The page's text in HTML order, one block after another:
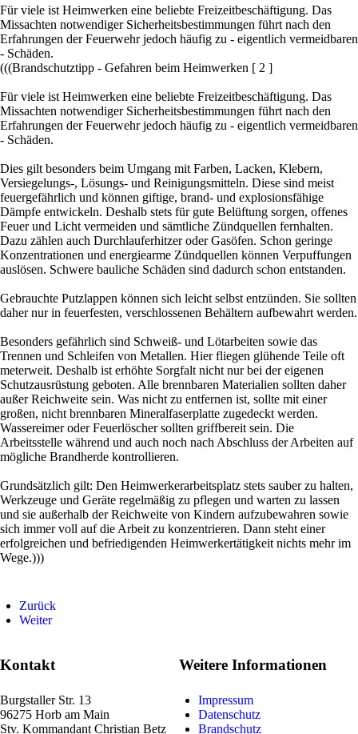
Für viele ist Heimwerken eine beliebte Freizeitbeschäftigung. Das
Missachten notwendiger Sicherheitsbestimmungen führt nach den
Erfahrungen der Feuerwehr jedoch häufig zu - eigentlich vermeidbaren
- Schäden.
(((Brandschutztipp - Gefahren beim Heimwerken [ 2 ]
Für viele ist Heimwerken eine beliebte Freizeitbeschäftigung. Das
Missachten notwendiger Sicherheitsbestimmungen führt nach den
Erfahrungen der Feuerwehr jedoch häufig zu - eigentlich vermeidbaren
- Schäden.
Dies gilt besonders beim Umgang mit Farben, Lacken, Klebern,
Versiegelungs-, Lösungs- und Reinigungsmitteln. Diese sind meist
feuergefährlich und können giftige, brand- und explosionsfähige
Dämpfe entwickeln. Deshalb stets für gute Belüftung sorgen, offenes
Feuer und Licht vermeiden und sämtliche Zündquellen fernhalten.
Dazu zählen auch Durchlauferhitzer oder Gasöfen. Schon geringe
Konzentrationen und energiearme Zündquellen können Verpuffungen
auslösen. Schwere bauliche Schäden sind dadurch schon entstanden.
Gebrauchte Putzlappen können sich leicht selbst entzünden. Sie sollten
daher nur in feuerfesten, verschlossenen Behältern aufbewahrt werden.
Besonders gefährlich sind Schweiß- und Lötarbeiten sowie das
Trennen und Schleifen von Metallen. Hier fliegen glühende Teile oft
meterweit. Deshalb ist erhöhte Sorgfalt nicht nur bei der eigenen
Schutzausrüstung geboten. Alle brennbaren Materialien sollten daher
außer Reichweite sein. Was nicht zu entfernen ist, sollte mit einer
großen, nicht brennbaren Mineralfaserplatte zugedeckt werden.
Wassereimer oder Feuerlöscher sollten griffbereit sein. Die
Arbeitsstelle während und auch noch nach Abschluss der Arbeiten auf
mögliche Brandherde kontrollieren.
Grundsätzlich gilt: Den Heimwerkerarbeitsplatz stets sauber zu halten,
Werkzeuge und Geräte regelmäßig zu pflegen und warten zu lassen
und sie außerhalb der Reichweite von Kindern aufzubewahren sowie
sich immer voll auf die Arbeit zu konzentrieren. Dann steht einer
erfolgreichen und befriedigenden Heimwerkertätigkeit nichts mehr im
Wege.)))
Zurück
Weiter
Kontakt
Burgstaller Str. 13
96275 Horb am Main
Stv. Kommandant Christian Betz
Weitere Informationen
Impressum
Datenschutz
Brandschutz